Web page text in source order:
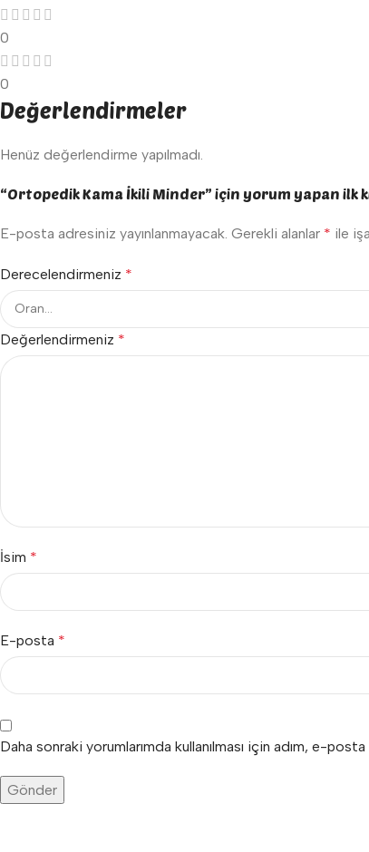
0
0
Değerlendirmeler
Henüz değerlendirme yapılmadı.
“Ortopedik Kama İkili Minder” için yorum yapan ilk
E-posta adresiniz yayınlanmayacak. Gerekli alanlar * ile
Derecelendirmeniz *
Değerlendirmeniz *
İsim *
E-posta *
Daha sonraki yorumlarımda kullanılması için adım, e-